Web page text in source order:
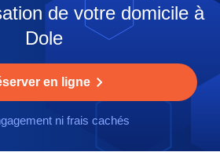
de votre domicile à
Dole
en ligne
ni frais cachés